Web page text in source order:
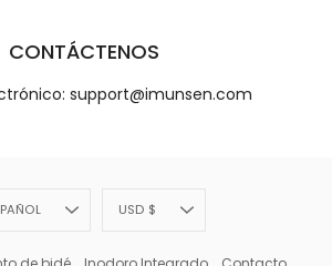
CONTÁCTENOS
support@imunsen.com
Divisa
USD $